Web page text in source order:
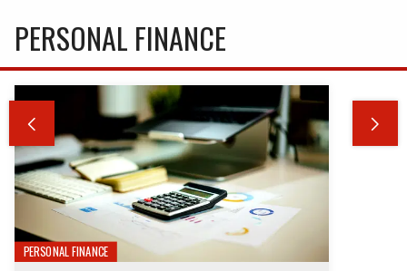
PERSONAL FINANCE
 
PERSONAL FINANCE